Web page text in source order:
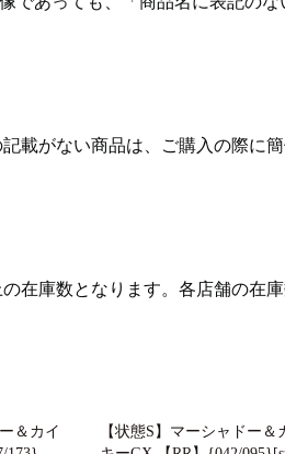
載がない商品は、ご購入の際に
在庫数となります。各店舗の在
＆カイ
【状態S】マーシャドー＆